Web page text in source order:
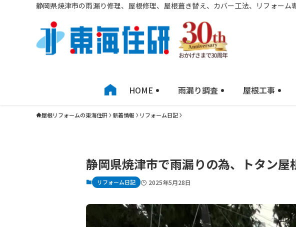
静岡県焼津市の雨漏り修理、屋根修理、屋根葺き替え、カバー工法、リフォーム
HOME 雨漏り調査 屋根工事
屋根リフォームの東海住研 新着情報 リフォーム日記
静岡県焼津市で雨漏りの為、トタン
リフォーム日記 2025年5月28日